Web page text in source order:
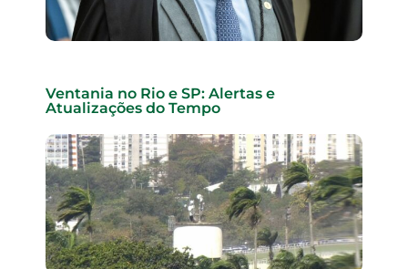
Ventania no Rio e SP: Alertas e
Atualizações do Tempo